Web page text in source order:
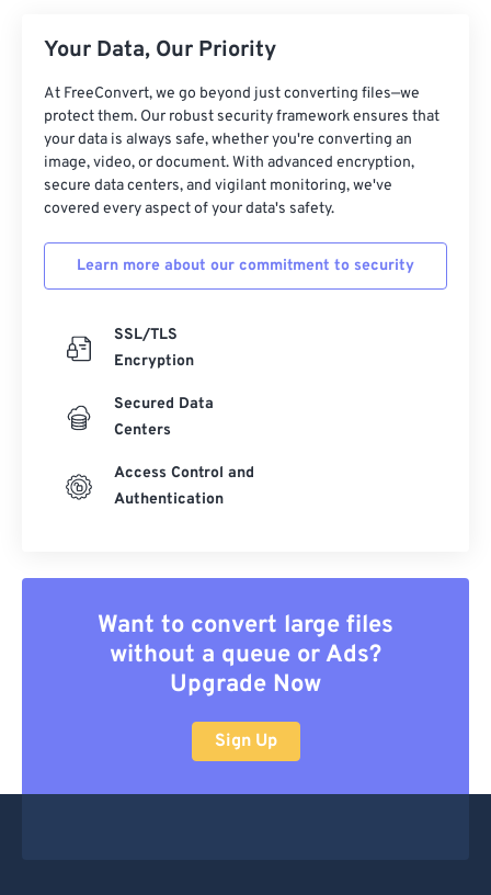
Your Data, Our Priority
At FreeConvert, we go beyond just converting files—we
protect them. Our robust security framework ensures that
your data is always safe, whether you're converting an
image, video, or document. With advanced encryption,
secure data centers, and vigilant monitoring, we've
covered every aspect of your data's safety.
Learn more about our commitment to security
SSL/TLS
Encryption
Secured Data
Centers
Access Control and
Authentication
Want to convert large files
without a queue or Ads?
Upgrade Now
Sign Up